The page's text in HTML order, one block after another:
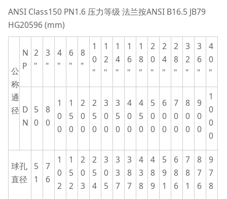
ANSI Class150 PN1.6 压力等级 法兰按ANSI B16.5 JB79
HG20596 (mm)
公
称
通
径
N
P
2
"
3
"
4
"
6
"
8
"
1
0
"
1
2
"
1
4
"
1
6
"
1
8
"
2
0
"
2
4
"
2
8
"
3
2
"
3
6
"
4
0
"
D
N
5
0
8
0
1
0
0
1
5
0
2
0
0
2
5
0
3
0
0
3
5
0
4
0
0
4
5
0
5
0
0
6
0
0
7
0
0
8
0
0
9
0
0
1
0
0
0
球孔
直径
5
1
7
6
1
0
2
1
5
2
2
0
3
2
5
4
3
0
5
3
3
7
3
8
7
4
3
8
4
8
9
5
9
1
6
8
6
7
8
1
8
7
6
9
7
8